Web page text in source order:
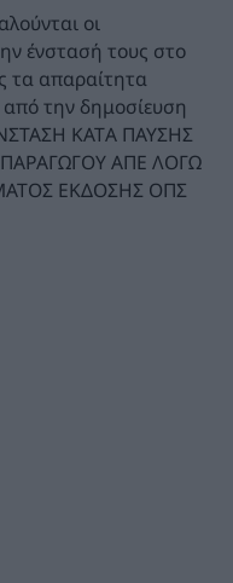
οι
ένστασή τους στο
τα απαραίτητα
από την δημοσίευση
ΚΑΤA ΠΑΥΣΗΣ
ΑΠΕ ΛΟΓΩ
ΕΚΔΟΣΗΣ ΟΠΣ